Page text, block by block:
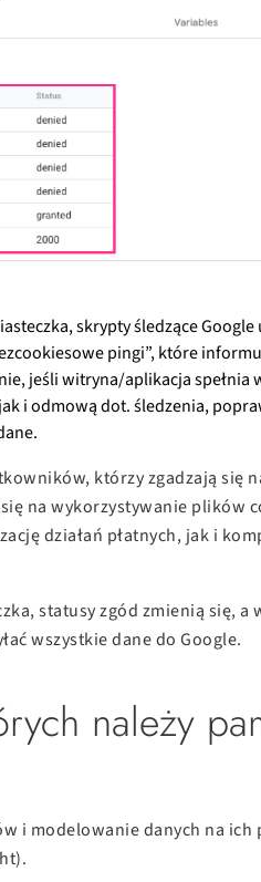
skrypty śledzące
pingi”, które
jeśli witryna/aplikacja spełnia
i odmową dot. śledzenia,
którzy zgadzają się
na wykorzystywanie plików
działań płatnych, jak i
statusy zgód zmienią się, a
wszystkie dane do Google.
należy
i modelowanie danych na